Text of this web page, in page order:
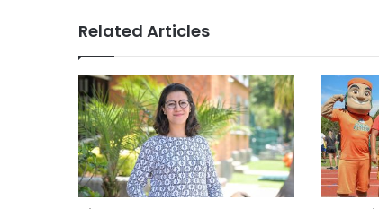
Related Articles